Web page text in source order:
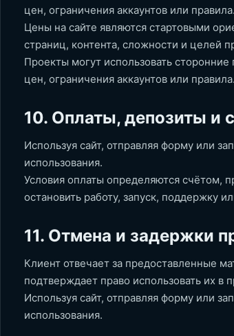
цен, ограничения аккаунтов или правила.
Цены на сайте являются стартовыми
страниц, контента, сложности и целей
Проекты могут использовать
цен, ограничения аккаунтов или правила.
10. Оплаты, депозиты и
Используя сайт, отправляя форму или
использования.
Условия оплаты определяются счётом,
остановить работу, запуск, поддержку
11. Отмена и задержки
Клиент отвечает за предоставленные
подтверждает право использовать их в
Используя сайт, отправляя форму или
использования.